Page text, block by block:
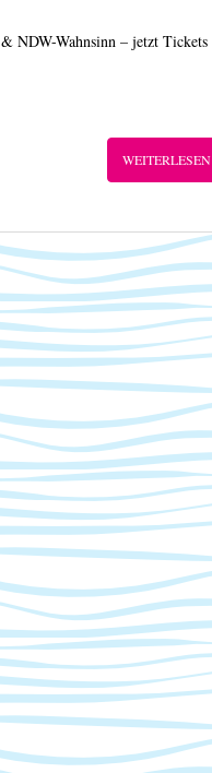
Wahnsinn – jetzt Tickets
WEITERLESEN